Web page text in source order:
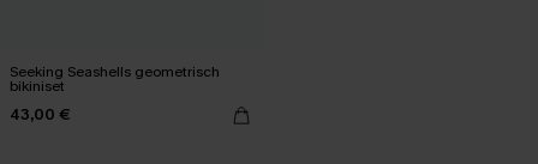
Seeking Seashells geometrisch
bikiniset
43,00 €